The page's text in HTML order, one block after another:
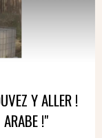
Y ALLER !
!"